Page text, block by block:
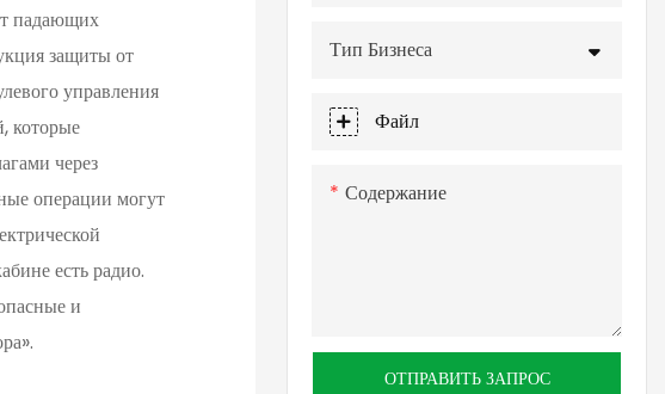
падающих
защиты от
управления
которые
через
операции могут
есть радио.
и
Тип Бизнеса
Файл
Содержание
ОТПРАВИТЬ ЗАПРОС